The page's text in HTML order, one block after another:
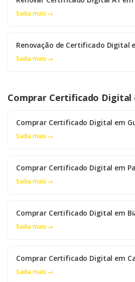
Saiba mais →
Renovação de Certificado Digital
Saiba mais →
Comprar Certificado Digital
Comprar Certificado Digital em
Saiba mais →
Comprar Certificado Digital em
Saiba mais →
Comprar Certificado Digital em
Saiba mais →
Comprar Certificado Digital em
Saiba mais →